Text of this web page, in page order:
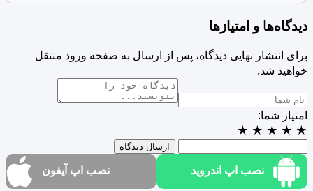
دیدگاه‌ها و امتیازها
برای انتشار نهایی دیدگاه، پس از ارسال به صفحه ورود منتقل
خواهید شد.
امتیاز شما:
★
★
★
★
★
ارسال دیدگاه
نصب اپ اندروید نصب اپ آیفون